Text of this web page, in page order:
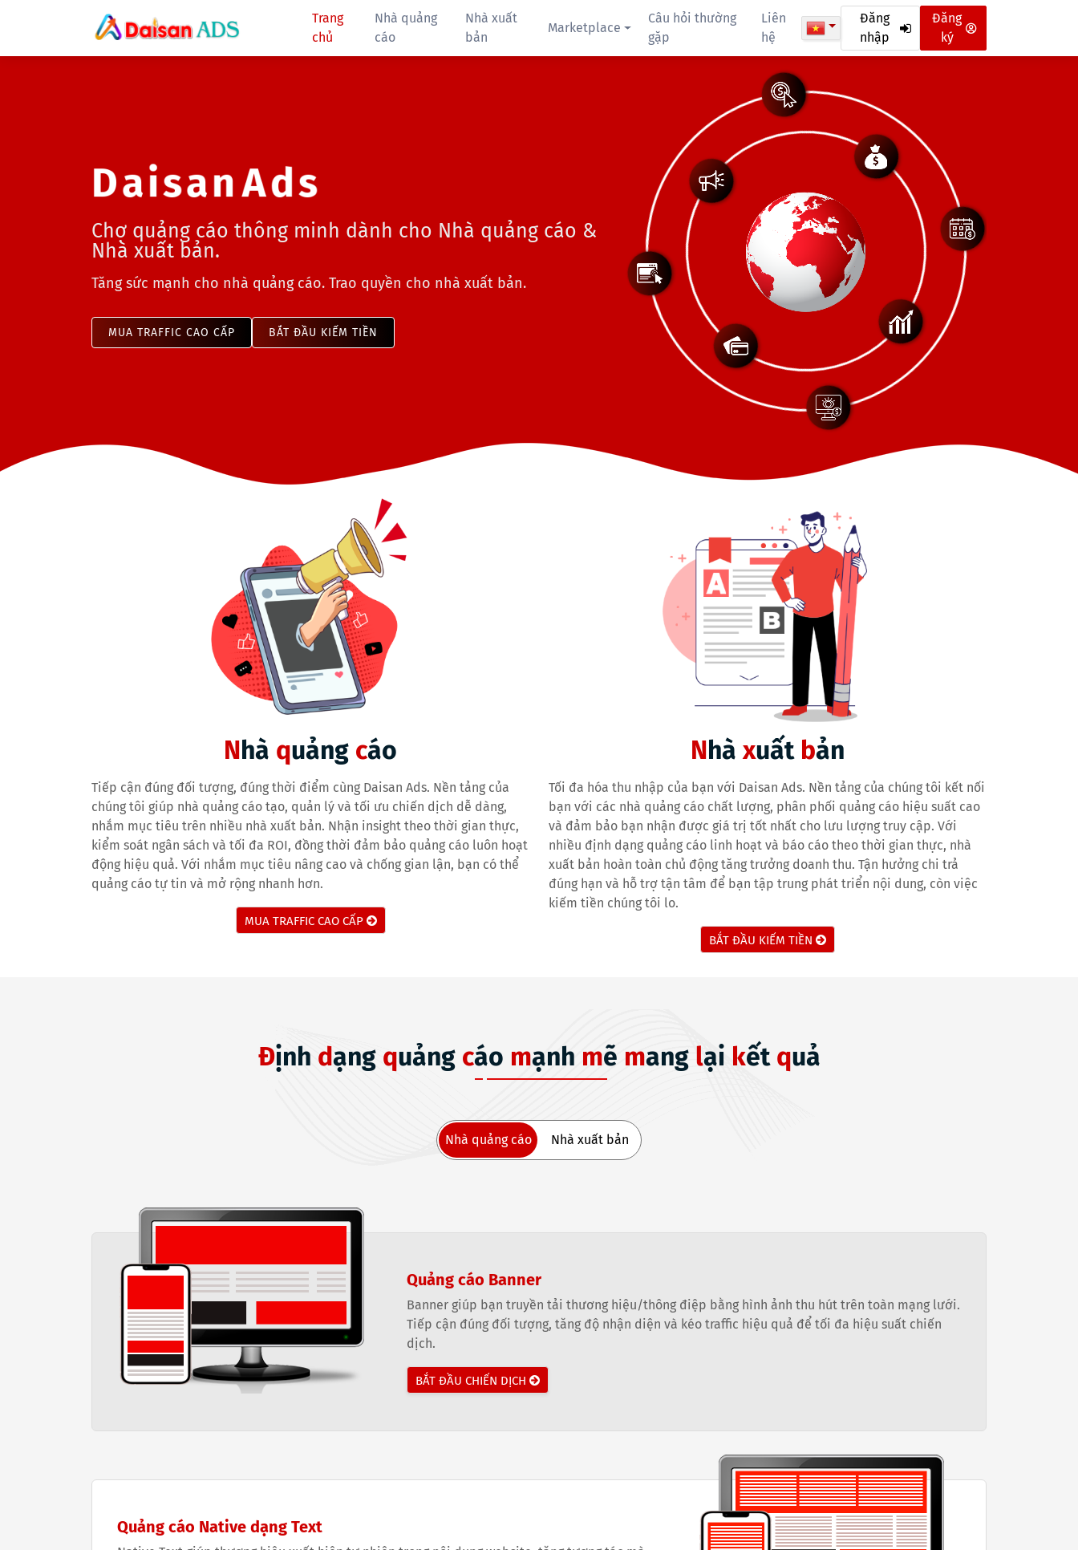
Trang
chủ
Nhà quảng
cáo
Nhà xuất
bản
Marketplace
Câu hỏi thường
gặp
Liên
hệ
Đăng
nhập
Đăng
ký
DaisanAds
Chợ quảng cáo thông minh dành cho Nhà quảng cáo &
Nhà xuất bản.
Tăng sức mạnh cho nhà quảng cáo. Trao quyền cho nhà xuất bản.
MUA TRAFFIC CAO CẤP BẮT ĐẦU KIẾM TIỀN
Nhà quảng cáo
Tiếp cận đúng đối tượng, đúng thời điểm cùng Daisan Ads. Nền tảng của
chúng tôi giúp nhà quảng cáo tạo, quản lý và tối ưu chiến dịch dễ dàng,
nhắm mục tiêu trên nhiều nhà xuất bản. Nhận insight theo thời gian thực,
kiểm soát ngân sách và tối đa ROI, đồng thời đảm bảo quảng cáo luôn hoạt
động hiệu quả. Với nhắm mục tiêu nâng cao và chống gian lận, bạn có thể
quảng cáo tự tin và mở rộng nhanh hơn.
MUA TRAFFIC CAO CẤP
Nhàxuất bản
Tối đa hóa thu nhập của bạn với Daisan Ads. Nền tảng của chúng tôi kết nối
bạn với các nhà quảng cáo chất lượng, phân phối quảng cáo hiệu suất cao
và đảm bảo bạn nhận được giá trị tốt nhất cho lưu lượng truy cập. Với
nhiều định dạng quảng cáo linh hoạt và báo cáo theo thời gian thực, nhà
xuất bản hoàn toàn chủ động tăng trưởng doanh thu. Tận hưởng chi trả
đúng hạn và hỗ trợ tận tâm để bạn tập trung phát triển nội dung, còn việc
kiếm tiền chúng tôi lo.
BẮT ĐẦU KIẾM TIỀN
Định dạng quảng cáo mạnh mẽ mang lại kết quả
Nhà quảng cáo Nhà xuất bản
Nhà quảng cáo
Quảng cáo Banner
Banner giúp bạn truyền tải thương hiệu/thông điệp bằng hình ảnh thu hút trên toàn mạng lưới.
Tiếp cận đúng đối tượng, tăng độ nhận diện và kéo traffic hiệu quả để tối đa hiệu suất chiến
dịch.
BẮT ĐẦU CHIẾN DỊCH
Quảng cáo Native dạng Text